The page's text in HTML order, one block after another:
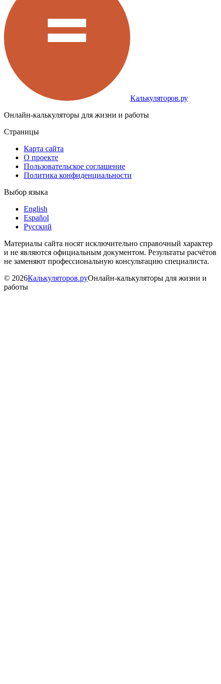
Калькуляторов.ру
Онлайн-калькуляторы для жизни и работы
Страницы
Карта сайта
О проекте
Пользовательское соглашение
Политика конфиденциальности
Выбор языка
English
Español
Русский
Материалы сайта носят исключительно справочный характер
и не являются официальным документом. Результаты расчётов
не заменяют профессиональную консультацию специалиста.
© 2026Калькуляторов.руОнлайн-калькуляторы для жизни и
работы